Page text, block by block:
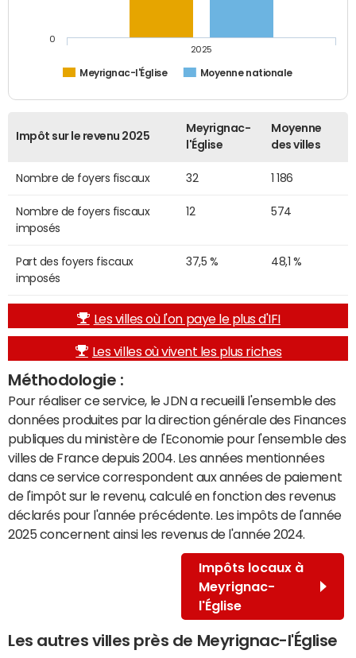
Meyrignac-l'Église Moyenne nationale
2025
0
Impôt sur le revenu 2025
Meyrignac-
l'Église
Moyenne
des villes
Nombre de foyers fiscaux 32 1 186
Nombre de foyers fiscaux
imposés
12 574
Part des foyers fiscaux
imposés
37,5 % 48,1 %
Les villes où l'on paye le plus d'IFI
Les villes où vivent les plus riches
Méthodologie :
Pour réaliser ce service, le JDN a recueilli l'ensemble des
données produites par la direction générale des Finances
publiques du ministère de l'Economie pour l'ensemble des
villes de France depuis 2004. Les années mentionnées
dans ce service correspondent aux années de paiement
de l'impôt sur le revenu, calculé en fonction des revenus
déclarés pour l'année précédente. Les impôts de l'année
2025 concernent ainsi les revenus de l'année 2024.
Impôts locaux à
Meyrignac-
l'Église
Les autres villes près de Meyrignac-l'Église